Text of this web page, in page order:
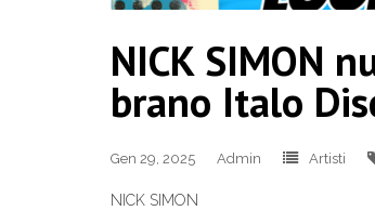
NICK SIMON
brano Italo
Gen 29, 2025 Admin Artisti
NICK SIMON